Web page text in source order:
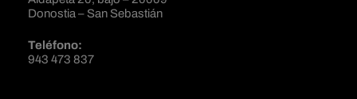
Donostia – San Sebastián
Teléfono:
943 473 837